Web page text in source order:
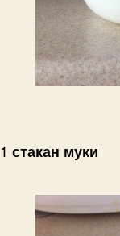
1 стакан муки